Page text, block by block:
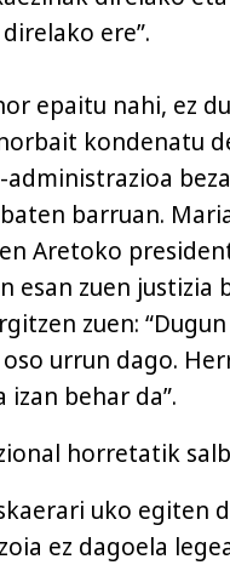
ere”.
epaitu nahi, ez
kondenatu
administrazioa
barruan.
Aretoko
esan zuen
zuen:
urrun dago.
behar da”.
horretatik
uko egiten
ez dagoela